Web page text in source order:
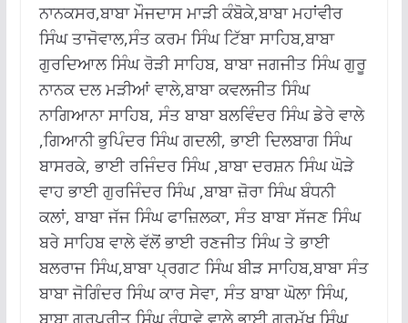
ਨਾਨਕਸਰ,ਬਾਬਾ ਮੌਜਦਾਸ ਮਾੜੀ ਕੰਬੋਕੇ,ਬਾਬਾ ਮਹਾਂਵੀਰ
ਸਿੰਘ ਤਾਜੋਵਾਲ,ਸੰਤ ਕਰਮ ਸਿੰਘ ਟਿੱਬਾ ਸਾਹਿਬ,ਬਾਬਾ
ਗੁਰਦਿਆਲ ਸਿੰਘ ਰੋੜੀ ਸਾਹਿਬ, ਬਾਬਾ ਜਗਜੀਤ ਸਿੰਘ ਗੁਰੂ
ਨਾਨਕ ਦਲ ਮੜੀਆਂ ਵਾਲੇ,ਬਾਬਾ ਕਵਲਜੀਤ ਸਿੰਘ
ਨਾਗਿਆਨਾ ਸਾਹਿਬ, ਸੰਤ ਬਾਬਾ ਬਲਵਿੰਦਰ ਸਿੰਘ ਡੇਰੇ ਵਾਲੇ
,ਗਿਆਨੀ ਭੁਪਿੰਦਰ ਸਿੰਘ ਗਦਲੀ, ਭਾਈ ਦਿਲਬਾਗ ਸਿੰਘ
ਬਾਸਰਕੇ, ਭਾਈ ਰਜਿੰਦਰ ਸਿੰਘ ,ਬਾਬਾ ਦਰਸ਼ਨ ਸਿੰਘ ਘੋੜੇ
ਵਾਹ ਭਾਈ ਗੁਰਜਿੰਦਰ ਸਿੰਘ ,ਬਾਬਾ ਜ਼ੋਰਾ ਸਿੰਘ ਬੰਧਨੀ
ਕਲਾਂ, ਬਾਬਾ ਜੱਜ ਸਿੰਘ ਫਾਜ਼ਿਲਕਾ, ਸੰਤ ਬਾਬਾ ਸੱਜਣ ਸਿੰਘ
ਬਰੇ ਸਾਹਿਬ ਵਾਲੇ ਵੱਲੋਂ ਭਾਈ ਰਣਜੀਤ ਸਿੰਘ ਤੇ ਭਾਈ
ਬਲਰਾਜ ਸਿੰਘ,ਬਾਬਾ ਪ੍ਰਗਟ ਸਿੰਘ ਬੀੜ ਸਾਹਿਬ,ਬਾਬਾ ਸੰਤ
ਬਾਬਾ ਜੋਗਿੰਦਰ ਸਿੰਘ ਕਾਰ ਸੇਵਾ, ਸੰਤ ਬਾਬਾ ਘੋਲਾ ਸਿੰਘ,
ਬਾਬਾ ਗੁਰਪ੍ਰੀਤ ਸਿੰਘ ਰੰਧਾਵੇ ਵਾਲੇ,ਭਾਈ ਗੁਰਮੁੱਖ ਸਿੰਘ